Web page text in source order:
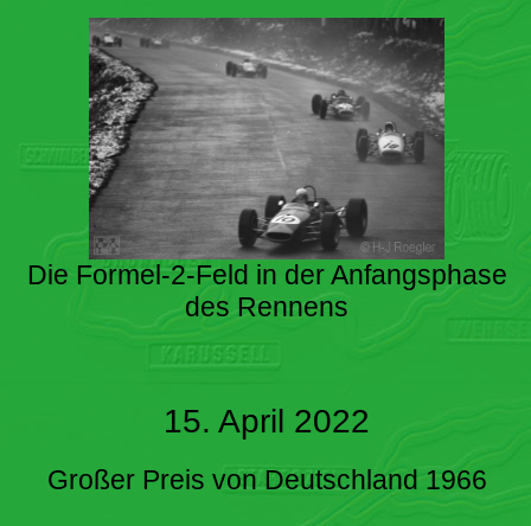
Die Formel-2-Feld in der Anfangsphase
des Rennens
15. April 2022
Großer Preis von Deutschland 1966